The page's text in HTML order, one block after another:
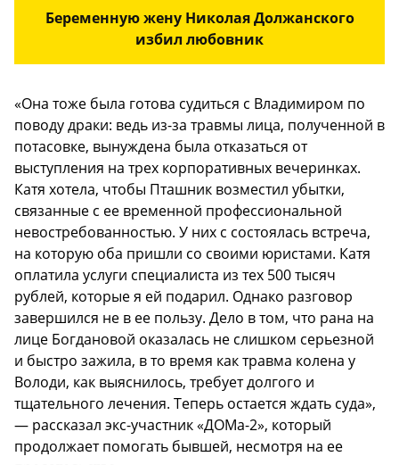
Беременную жену Николая Должанского
избил любовник
«Она тоже была готова судиться с Владимиром по
поводу драки: ведь из-за травмы лица, полученной в
потасовке, вынуждена была отказаться от
выступления на трех корпоративных вечеринках.
Катя хотела, чтобы Пташник возместил убытки,
связанные с ее временной профессиональной
невостребованностью. У них с состоялась встреча,
на которую оба пришли со своими юристами. Катя
оплатила услуги специалиста из тех 500 тысяч
рублей, которые я ей подарил. Однако разговор
завершился не в ее пользу. Дело в том, что рана на
лице Богдановой оказалась не слишком серьезной
и быстро зажила, в то время как травма колена у
Володи, как выяснилось, требует долгого и
тщательного лечения. Теперь остается ждать суда»,
— рассказал экс-участник «ДОМа-2», который
продолжает помогать бывшей, несмотря на ее